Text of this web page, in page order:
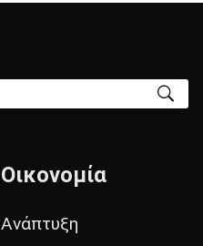
Οικονομία
Ανάπτυξη